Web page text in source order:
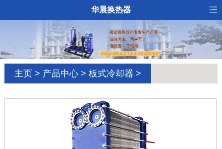
华晨换热器
主页 > 产品中心> 板式冷却器 >